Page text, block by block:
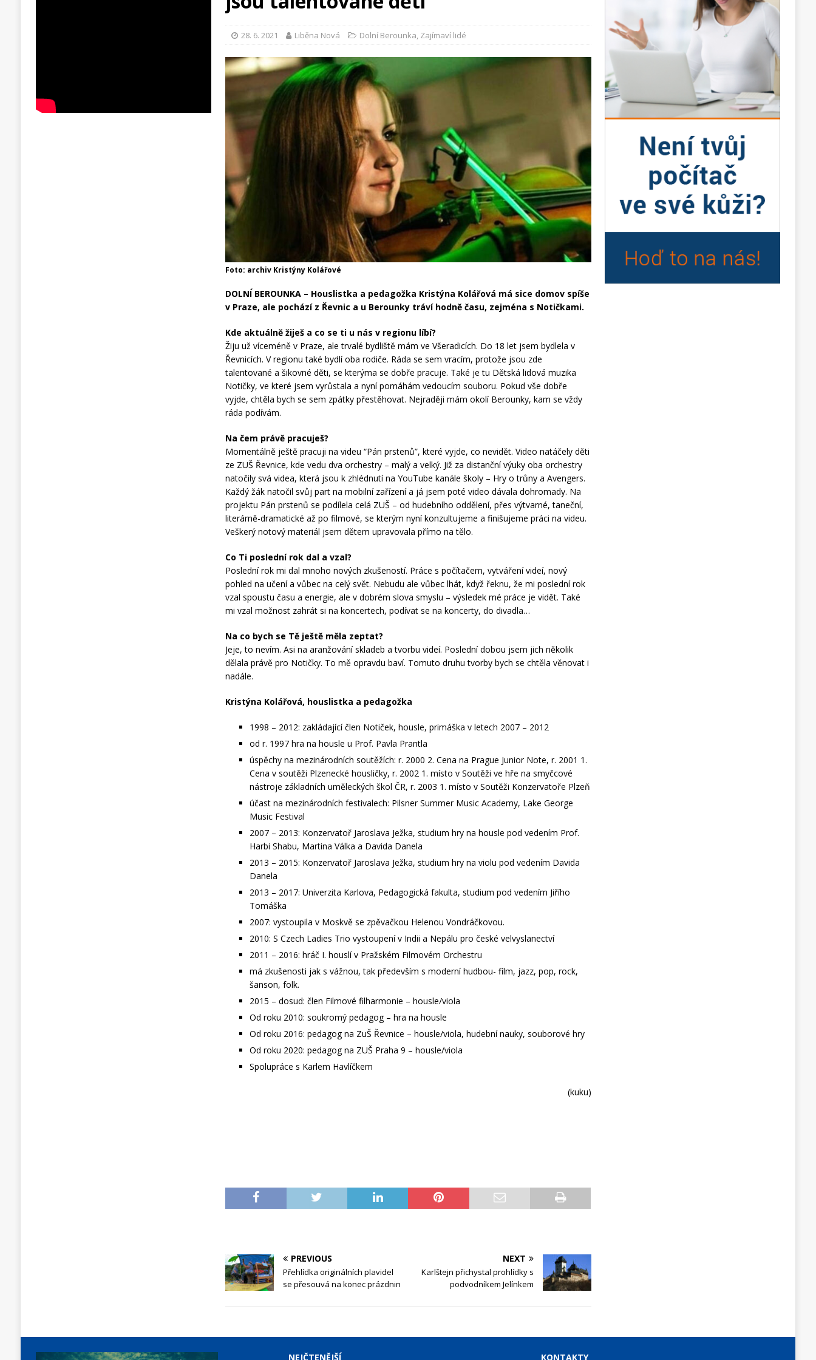
28. 6. 2021 Liběna Nová Dolní Berounka, Zajímaví lidé
Foto: archiv Kristýny Kolářové
DOLNÍ BEROUNKA – Houslistka a pedagožka Kristýna Kolářová má sice domov spíše
v Praze, ale pochází z Řevnic a u Berounky tráví hodně času, zejména s Notičkami.
Kde aktuálně žiješ a co se ti u nás v regionu líbí?
Žiju už víceméně v Praze, ale trvalé bydliště mám ve Všeradicích. Do 18 let jsem bydlela v
Řevnicích. V regionu také bydlí oba rodiče. Ráda se sem vracím, protože jsou zde
talentované a šikovné děti, se kterýma se dobře pracuje. Také je tu Dětská lidová muzika
Notičky, ve které jsem vyrůstala a nyní pomáhám vedoucím souboru. Pokud vše dobře
vyjde, chtěla bych se sem zpátky přestěhovat. Nejraději mám okolí Berounky, kam se vždy
ráda podívám.
Na čem právě pracuješ?
Momentálně ještě pracuji na videu “Pán prstenů”, které vyjde, co nevidět. Video natáčely děti
ze ZUŠ Řevnice, kde vedu dva orchestry – malý a velký. Již za distanční výuky oba orchestry
natočily svá videa, která jsou k zhlédnutí na YouTube kanále školy – Hry o trůny a Avengers.
Každý žák natočil svůj part na mobilní zařízení a já jsem poté video dávala dohromady. Na
projektu Pán prstenů se podílela celá ZUŠ – od hudebního oddělení, přes výtvarné, taneční,
literárně-dramatické až po filmové, se kterým nyní konzultujeme a finišujeme práci na videu.
Veškerý notový materiál jsem dětem upravovala přímo na tělo.
Co Ti poslední rok dal a vzal?
Poslední rok mi dal mnoho nových zkušeností. Práce s počítačem, vytváření videí, nový
pohled na učení a vůbec na celý svět. Nebudu ale vůbec lhát, když řeknu, že mi poslední rok
vzal spoustu času a energie, ale v dobrém slova smyslu – výsledek mé práce je vidět. Také
mi vzal možnost zahrát si na koncertech, podívat se na koncerty, do divadla…
Na co bych se Tě ještě měla zeptat?
Jeje, to nevím. Asi na aranžování skladeb a tvorbu videí. Poslední dobou jsem jich několik
dělala právě pro Notičky. To mě opravdu baví. Tomuto druhu tvorby bych se chtěla věnovat i
nadále.
Kristýna Kolářová, houslistka a pedagožka
1998 – 2012: zakládající člen Notiček, housle, primáška v letech 2007 – 2012
od r. 1997 hra na housle u Prof. Pavla Prantla
úspěchy na mezinárodních soutěžích: r. 2000 2. Cena na Prague Junior Note, r. 2001 1.
Cena v soutěži Plzenecké housličky, r. 2002 1. místo v Soutěži ve hře na smyčcové
nástroje základních uměleckých škol ČR, r. 2003 1. místo v Soutěži Konzervatoře Plzeň
účast na mezinárodních festivalech: Pilsner Summer Music Academy, Lake George
Music Festival
2007 – 2013: Konzervatoř Jaroslava Ježka, studium hry na housle pod vedením Prof.
Harbi Shabu, Martina Válka a Davida Danela
2013 – 2015: Konzervatoř Jaroslava Ježka, studium hry na violu pod vedením Davida
Danela
2013 – 2017: Univerzita Karlova, Pedagogická fakulta, studium pod vedením Jiřího
Tomáška
2007: vystoupila v Moskvě se zpěvačkou Helenou Vondráčkovou.
2010: S Czech Ladies Trio vystoupení v Indii a Nepálu pro české velvyslanectví
2011 – 2016: hráč I. houslí v Pražském Filmovém Orchestru
má zkušenosti jak s vážnou, tak především s moderní hudbou- film, jazz, pop, rock,
šanson, folk.
2015 – dosud: člen Filmové filharmonie – housle/viola
Od roku 2010: soukromý pedagog – hra na housle
Od roku 2016: pedagog na ZuŠ Řevnice – housle/viola, hudební nauky, souborové hry
Od roku 2020: pedagog na ZUŠ Praha 9 – housle/viola
Spolupráce s Karlem Havlíčkem
(kuku)
PREVIOUS
Přehlídka originálních plavidel
se přesouvá na konec prázdnin
NEXT
Karlštejn přichystal prohlídky s
podvodníkem Jelínkem
NEJČTENĚJŠÍ KONTAKTY